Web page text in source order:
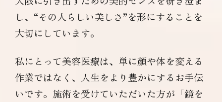
し、“その人らしい美しさ”を形にすることを
大切にしています。
私にとって美容医療は、単に顔や体を変える
作業ではなく、人生をより豊かにするお手伝
いです。施術を受けていただいた方が「鏡を